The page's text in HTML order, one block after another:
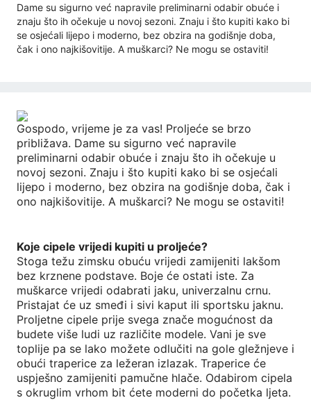
Dame su sigurno već napravile preliminarni odabir obuće i
znaju što ih očekuje u novoj sezoni. Znaju i što kupiti kako bi
se osjećali lijepo i moderno, bez obzira na godišnje doba,
čak i ono najkišovitije. A muškarci? Ne mogu se ostaviti!
Gospodo, vrijeme je za vas! Proljeće se brzo
približava. Dame su sigurno već napravile
preliminarni odabir obuće i znaju što ih očekuje u
novoj sezoni. Znaju i što kupiti kako bi se osjećali
lijepo i moderno, bez obzira na godišnje doba, čak i
ono najkišovitije. A muškarci? Ne mogu se ostaviti!
Koje cipele vrijedi kupiti u proljeće?
Stoga težu zimsku obuću vrijedi zamijeniti lakšom
bez krznene podstave. Boje će ostati iste. Za
muškarce vrijedi odabrati jaku, univerzalnu crnu.
Pristajat će uz smeđi i sivi kaput ili sportsku jaknu.
Proljetne cipele prije svega znače mogućnost da
budete više ludi uz različite modele. Vani je sve
toplije pa se lako možete odlučiti na gole gležnjeve i
obući traperice za ležeran izlazak. Traperice će
uspješno zamijeniti pamučne hlače. Odabirom cipela
s okruglim vrhom bit ćete moderni do početka ljeta.